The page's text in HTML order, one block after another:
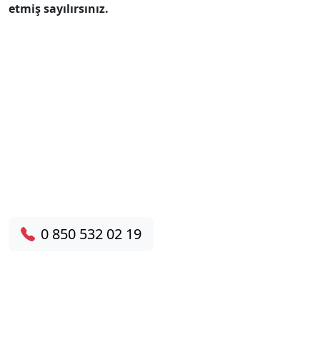
etmiş sayılırsınız.
0 850 532 02 19